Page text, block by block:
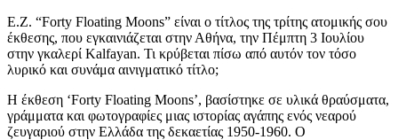
Ε.Ζ. “Forty Floating Moons” είναι ο τίτλος της τρίτης ατομικής σου
έκθεσης, που εγκαινιάζεται στην Αθήνα, την Πέμπτη 3 Ιουλίου
στην γκαλερί Kalfayan. Τι κρύβεται πίσω από αυτόν τον τόσο
λυρικό και συνάμα αινιγματικό τίτλο;
Η έκθεση ‘Forty Floating Moons’, βασίστηκε σε υλικά θραύσματα,
γράμματα και φωτογραφίες μιας ιστορίας αγάπης ενός νεαρού
ζευγαριού στην Ελλάδα της δεκαετίας 1950-1960. Ο